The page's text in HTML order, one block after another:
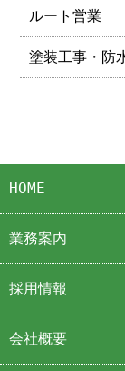
ルート営業
塗装工事・防
HOME
業務案内
採用情報
会社概要